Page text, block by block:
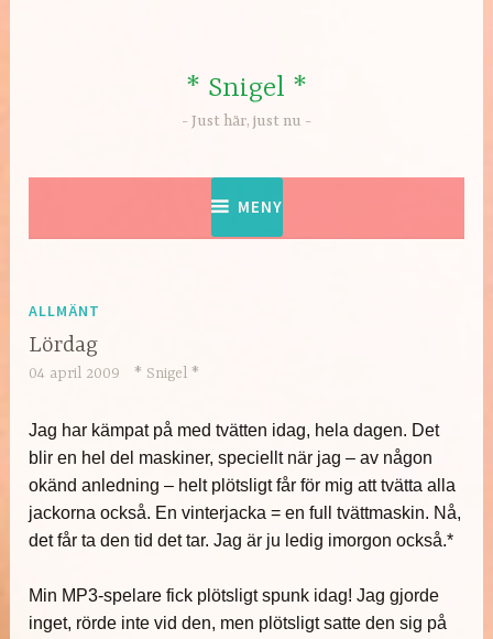
* Snigel *
Just här, just nu
MENY
ALLMÄNT
Lördag
04 april 2009 * Snigel *
Jag har kämpat på med tvätten idag, hela dagen. Det
blir en hel del maskiner, speciellt när jag – av någon
okänd anledning – helt plötsligt får för mig att tvätta alla
jackorna också. En vinterjacka = en full tvättmaskin. Nå,
det får ta den tid det tar. Jag är ju ledig imorgon också.*
Min MP3-spelare fick plötsligt spunk idag! Jag gjorde
inget, rörde inte vid den, men plötsligt satte den sig på